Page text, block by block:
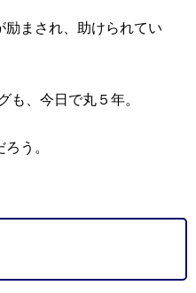
励まされ、助けられてい
も、今日で丸５年。
う。